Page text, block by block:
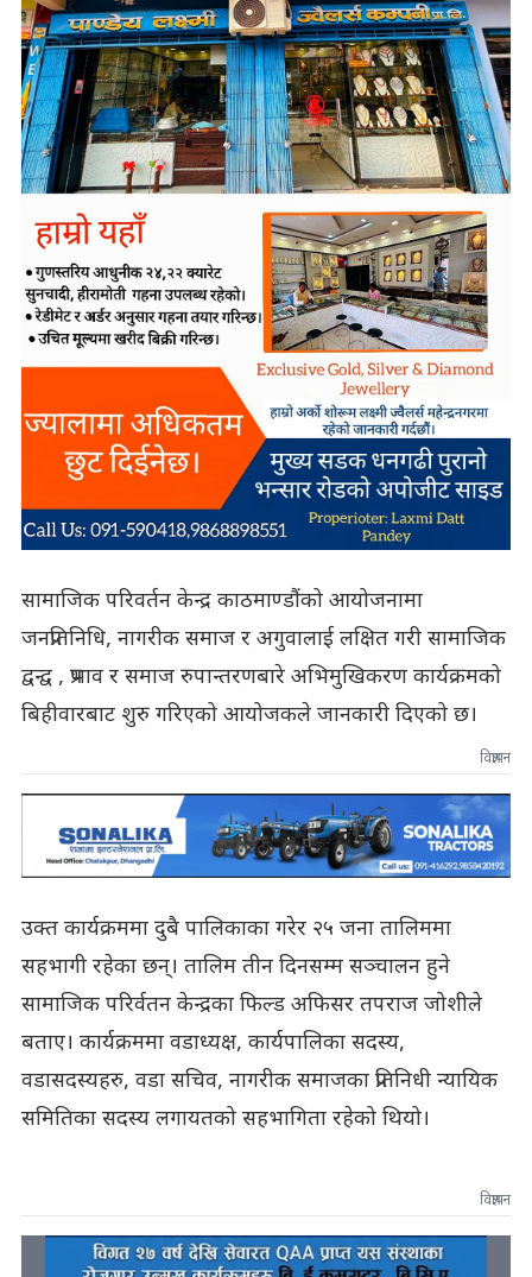
सामाजिक परिवर्तन केन्द्र काठमाण्डौंको आयोजनामा
जनप्रतिनिधि, नागरीक समाज र अगुवालाई लक्षित गरी सामाजिक
द्वन्द्व , प्रभाव र समाज रुपान्तरणबारे अभिमुखिकरण कार्यक्रमको
बिहीवारबाट शुरु गरिएको आयोजकले जानकारी दिएको छ।
विज्ञापन
उक्त कार्यक्रममा दुबै पालिकाका गरेर २५ जना तालिममा
सहभागी रहेका छन्। तालिम तीन दिनसम्म सञ्चालन हुने
सामाजिक परिर्वतन केन्द्रका फिल्ड अफिसर तपराज जोशीले
बताए। कार्यक्रममा वडाध्यक्ष, कार्यपालिका सदस्य,
वडासदस्यहरु, वडा सचिव, नागरीक समाजका प्रतिनिधी न्यायिक
समितिका सदस्य लगायतको सहभागिता रहेको थियो।
विज्ञापन